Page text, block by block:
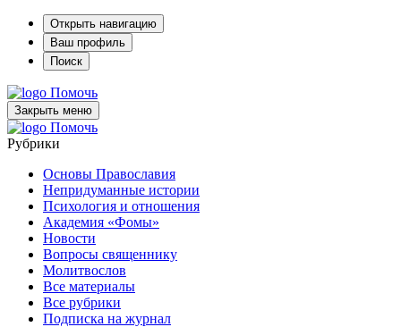
Открыть навигацию
Ваш профиль
Поиск
Помочь
Закрыть меню
Помочь
Рубрики
Основы Православия
Непридуманные истории
Психология и отношения
Академия «Фомы»
Новости
Вопросы священнику
Молитвослов
Все материалы
Все рубрики
Подписка на журнал